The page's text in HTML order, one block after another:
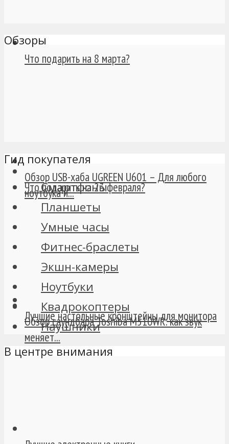
Что подарить на 8 марта?
Что подарить на 23 февраля?
Лучшие настольные кронштейны для монитора
Обзоры
Обзор USB-хаба UGREEN U601 – Для любого
ноутбука и...
Обзор саундбара Toshiba M510WR: как звук
меняет...
Гид покупателя
Смартфоны
Планшеты
Умные часы
Фитнес-браслеты
Экшн-камеры
Ноутбуки
Квадрокоптеры
Наушники
В центре внимания